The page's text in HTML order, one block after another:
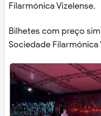
Filarmónica Vizelense.
Bilhetes com preço
Sociedade Filarmónica